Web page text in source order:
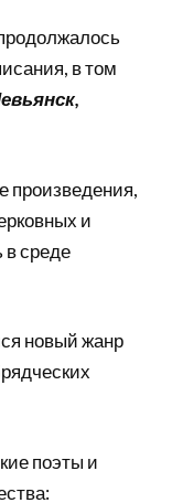
в том
произведения,
и
в среде
новый жанр
поэты и